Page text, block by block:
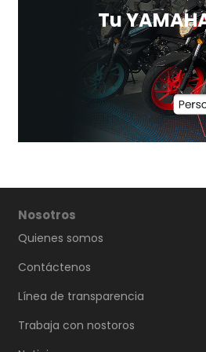
Tu
Nosotros
Quienes somos
Contáctenos
Línea de transparencia
Trabaja con nostoros